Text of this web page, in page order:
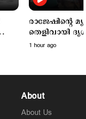
രാജേഷിന്റെ
തെളിവായി
1 hour ago
About
About Us